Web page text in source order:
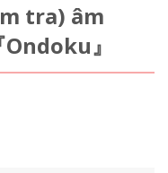
tra) âm
』